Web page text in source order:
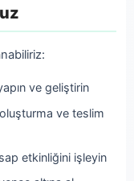
ve geliştirin
ve teslim
etkinliğini işleyin